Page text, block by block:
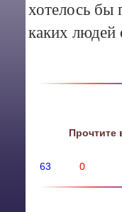
хотелось бы
каких людей
Прочтите
63 0